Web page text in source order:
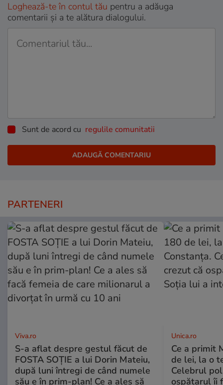
Loghează-te în contul tău pentru a adăuga
comentarii și a te alătura dialogului.
Sunt de acord cu regulile comunitatii
PARTENERI
Viva.ro
S-a aflat despre gestul făcut de
FOSTA SOȚIE a lui Dorin Mateiu,
după luni întregi de când numele
său e în prim-plan! Ce a ales să
Unica.ro
Ce a primit
de lei, la o
Celebrul
ospătarul îi